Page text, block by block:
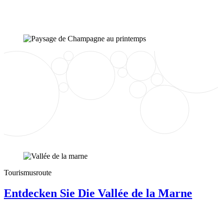
Tourismusroute
Entdecken Sie Die Vallée de la Marne